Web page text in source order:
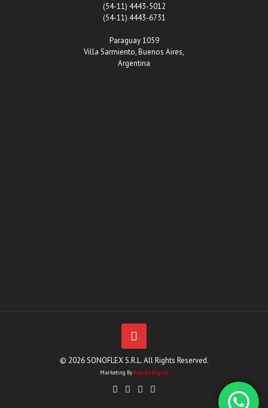
(54-11) 4443-5012
(54-11) 4443-6731
Paraguay 1059
Villa Sarmiento, Buenos Aires,
Argentina
© 2026 SONOFLEX S.R.L. All Rights Reserved.
Marketing By Resulta Digital